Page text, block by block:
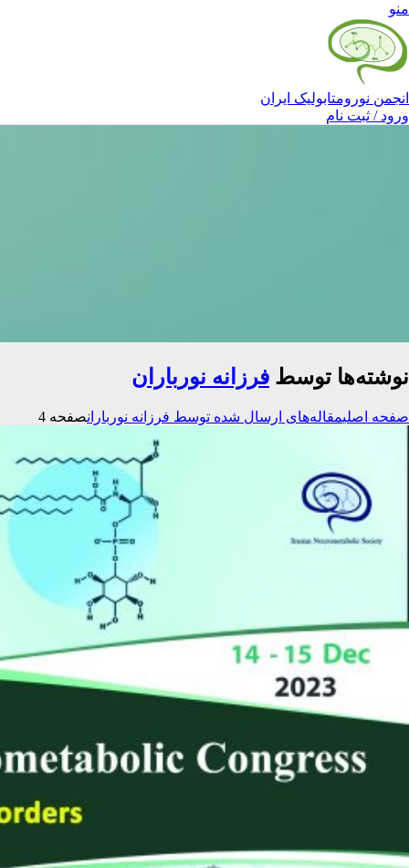
منو
انجمن نورومتابولیک ایران
ورود / ثبت نام
نوشته‌ها توسط فرزانه نورباران
صفحه اصلیمقاله‌های ارسال شده توسط فرزانه نوربارانصفحه 4